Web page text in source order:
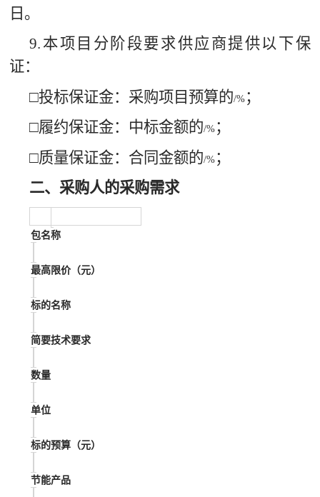
日。
9. 本项目分阶段要求供应商提供以下保
证：
□投标保证金：采购项目预算的/% ；
□履约保证金：中标金额的/% ；
□质量保证金：合同金额的/% ；
二、采购人的采购需求
包名称
最高限价（元）
标的名称
简要技术要求
数量
单位
标的预算（元）
节能产品